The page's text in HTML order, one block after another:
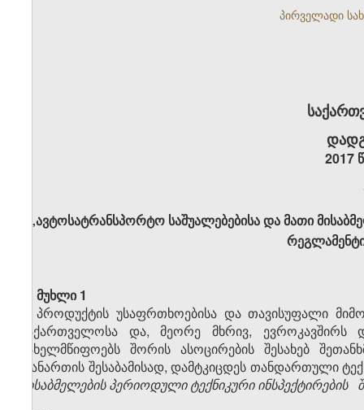
პირველადი
2017
„ავტოსატრანსპორტო საშუალებებისა და მათი
მუხლი 1
პროდუქტის უსაფრთხოებისა და თავისუფალი
საქართველოსა და, მეორე მხრივ,
სახელმწიფოებს შორის ასოცირების შესახებ
დანართის შესაბამისად, დამტკიცდეს თანდართული
მისაბმელების პერიოდული ტექნიკური ინსპექტირების